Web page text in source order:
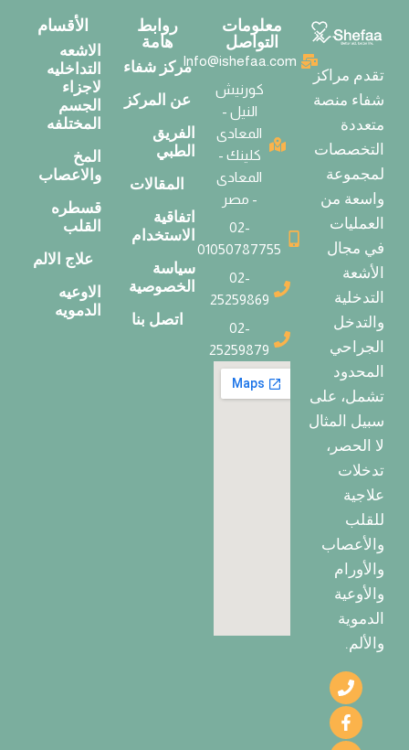
تقدم مراكز
شفاء منصة
متعددة
التخصصات
لمجموعة
واسعة من
العمليات
في مجال
الأشعة
التدخلية
والتدخل
الجراحي
المحدود
تشمل، على
سبيل المثال
لا الحصر،
تدخلات
علاجية
للقلب
والأعصاب
والأورام
والأوعية
الدموية
والألم.
روابط
هامة
مركز شفاء
عن المركز
الفريق
الطبي
المقالات
اتفاقية
الاستخدام
سياسة
الخصوصية
اتصل بنا
الأقسام
الاشعه
التداخليه
لاجزاء
الجسم
المختلفه
المخ
والاعصاب
قسطره
القلب
علاج الالم
الاوعيه
الدمويه
معلومات
التواصل
Info@ishefaa.com
كورنيش
النيل -
المعادى
كلينك -
المعادى
- مصر
02-
01050787755
02-
25259869
02-
25259879